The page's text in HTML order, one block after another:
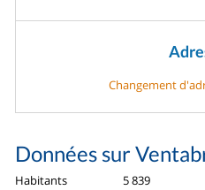
Changement
Données sur
Habitants
5 839